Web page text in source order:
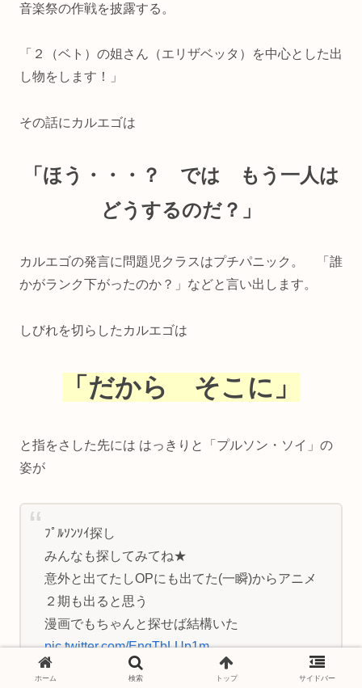
音楽祭の作戦を披露する。
「２（ベト）の姐さん（エリザベッタ）を中心とした出
し物をします！」
その話にカルエゴは
「ほう・・・？ では もう一人は
どうするのだ？」
カルエゴの発言に問題児クラスはプチパニック。 「誰
かがランク下がったのか？」などと言い出します。
しびれを切らしたカルエゴは
「だから そこに」
と指をさした先には はっきりと「プルソン・ソイ」の
姿が
ﾌﾟﾙｿﾝｿｲ探し
みんなも探してみてね★
意外と出てたしOPにも出てた(一瞬)からアニメ
２期も出ると思う
漫画でもちゃんと探せば結構いた
pic.twitter.com/EnqTbLUp1m
ホーム 検索 トップ サイドバー